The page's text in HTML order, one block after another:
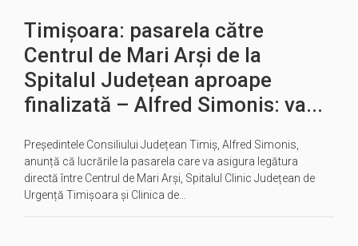
Timișoara: pasarela către
Centrul de Mari Arși de la
Spitalul Județean aproape
finalizată – Alfred Simonis: va...
Președintele Consiliului Județean Timiș, Alfred Simonis,
anunță că lucrările la pasarela care va asigura legătura
directă între Centrul de Mari Arși, Spitalul Clinic Județean de
Urgență Timișoara și Clinica de…